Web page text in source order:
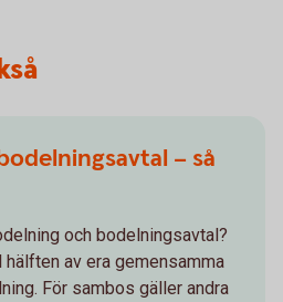
– så
och bodelningsavtal?
av era gemensamma
För sambos gäller andra